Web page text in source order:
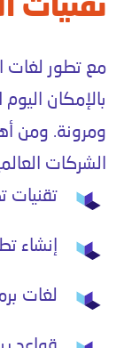
تقنيات
مع تطور لغات
بالإمكان اليوم
ومرونة. ومن
الشركات
تقنيات
إنشاء
لغات